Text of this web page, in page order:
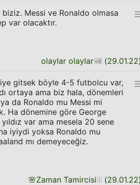
Messi ve Ronaldo olmasa
var olacaktır.
olaylar olaylar (29.01.22
gitsek böyle 4-5 futbolcu var,
ortaya ama biz hala, dönemleri
da Ronaldo mu Messi mi
Ha dönemine göre George
var ama mesela 20 sene
iyiydi yoksa Ronaldo mu
mı demeyeceğiz.
🌸Zaman Tamircisi (29.01.22